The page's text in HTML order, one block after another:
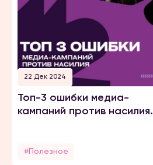
22 Дек 2024
Топ-3 ошибки медиа-
кампаний против насилия.
#Полезное